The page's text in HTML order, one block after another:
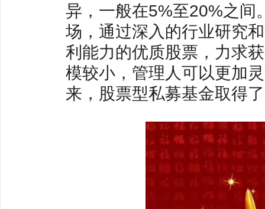
异，一般在5%至20%之间
场，通过深入的行业研究
利能力的优质股票，力求
模较小，管理人可以更加
来，股票型私募基金取得